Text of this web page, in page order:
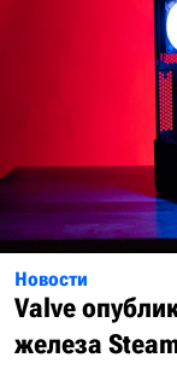
Новости
Valve
железа